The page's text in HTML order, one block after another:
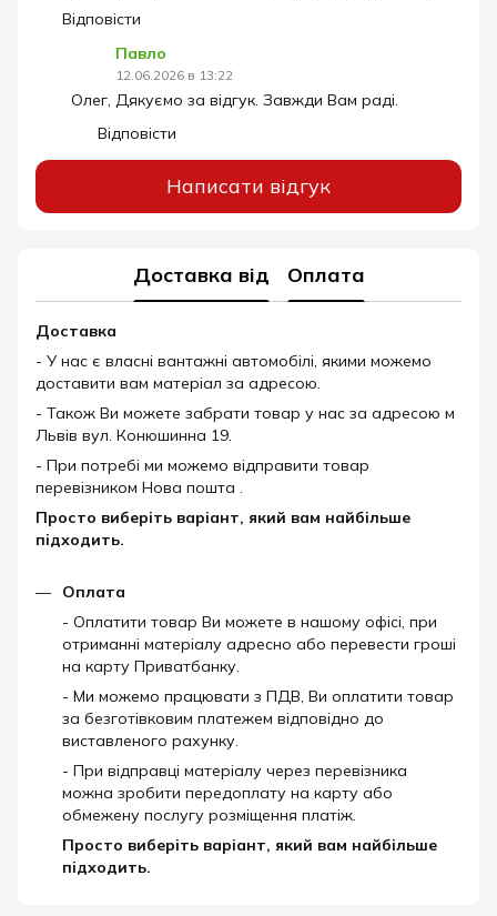
Відповісти
Павло
12.06.2026 в 13:22
Олег, Дякуємо за відгук. Завжди Вам раді.
Відповісти
Написати відгук
Доставка від Оплата
Доставка
- У нас є власні вантажні автомобілі, якими можемо
доставити вам матеріал за адресою.
- Також Ви можете забрати товар у нас за адресою м
Львів вул. Конюшинна 19.
- При потребі ми можемо відправити товар
перевізником Нова пошта .
Просто виберіть варіант, який вам найбільше
підходить.
Оплата
- Оплатити товар Ви можете в нашому офісі, при
отриманні матеріалу адресно або перевести гроші
на карту Приватбанку.
- Ми можемо працювати з ПДВ, Ви оплатити товар
за безготівковим платежем відповідно до
виставленого рахунку.
- При відправці матеріалу через перевізника
можна зробити передоплату на карту або
обмежену послугу розміщення платіж.
Просто виберіть варіант, який вам найбільше
підходить.